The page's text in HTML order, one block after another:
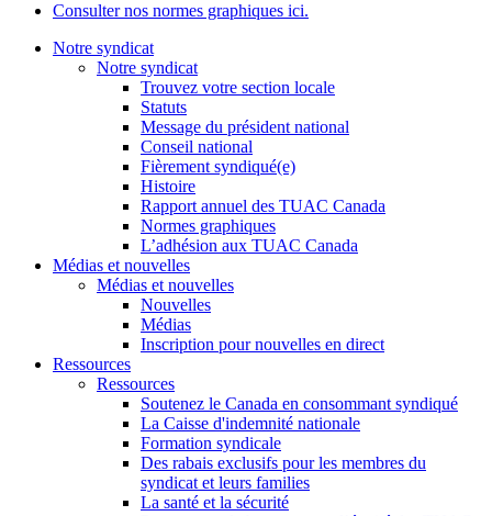
Consulter nos normes graphiques ici.
Notre syndicat
Notre syndicat
Trouvez votre section locale
Statuts
Message du président national
Conseil national
Fièrement syndiqué(e)
Histoire
Rapport annuel des TUAC Canada
Normes graphiques
L’adhésion aux TUAC Canada
Médias et nouvelles
Médias et nouvelles
Nouvelles
Médias
Inscription pour nouvelles en direct
Ressources
Ressources
Soutenez le Canada en consommant syndiqué
La Caisse d'indemnité nationale
Formation syndicale
Des rabais exclusifs pour les membres du
syndicat et leurs families
La santé et la sécurité